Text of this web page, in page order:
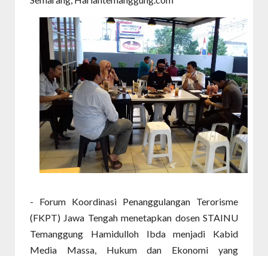
- Forum Koordinasi Penanggulangan Terorisme
(FKPT) Jawa Tengah menetapkan dosen STAINU
Temanggung Hamidulloh Ibda menjadi Kabid
Media Massa, Hukum dan Ekonomi yang